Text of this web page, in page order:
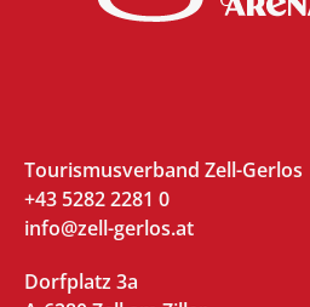
Tourismusverband Zell-Gerlos
+43 5282 2281 0
info@zell-gerlos.at
Dorfplatz 3a